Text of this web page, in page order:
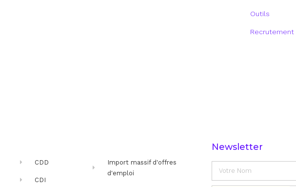
Outils
Recrutement
CDD
CDI
Import massif d'offres
d'emploi
Newsletter